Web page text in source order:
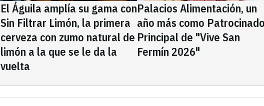
El Águila amplía su gama con
Sin Filtrar Limón, la primera
cerveza con zumo natural de
limón a la que se le da la
vuelta
Palacios Alimentación, un
año más como
Principal de "Vive San
Fermín 2026"